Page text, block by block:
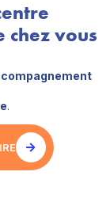
chez vous
.